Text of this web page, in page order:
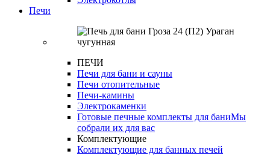
Печи
ПЕЧИ
Печи для бани и сауны
Печи отопительные
Печи-камины
Электрокаменки
Готовые печные комплекты для баниМы
собрали их для вас
Комплектующие
Комплектующие для банных печей